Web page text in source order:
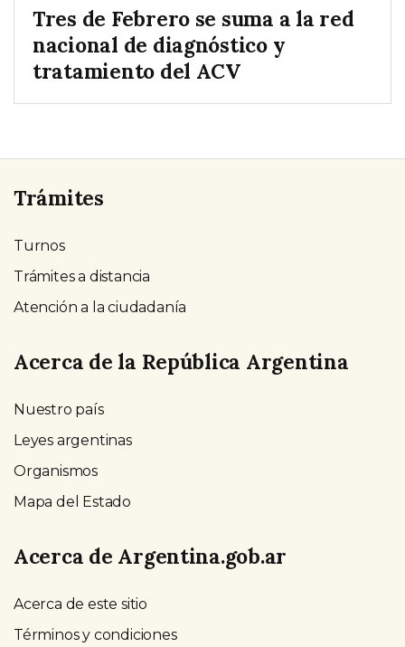
Tres de Febrero se suma a la red
nacional de diagnóstico y
tratamiento del ACV
Trámites
Turnos
Trámites a distancia
Atención a la ciudadanía
Acerca de la República Argentina
Nuestro país
Leyes argentinas
Organismos
Mapa del Estado
Acerca de Argentina.gob.ar
Acerca de este sitio
Términos y condiciones